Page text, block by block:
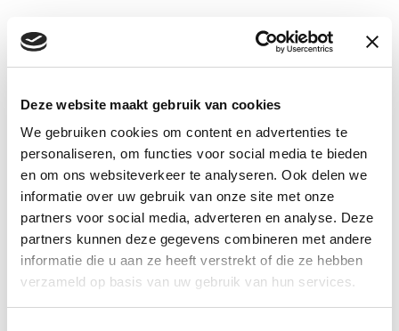
Deze website maakt gebruik van cookies
We gebruiken cookies om content en advertenties te
personaliseren, om functies voor social media te bieden
en om ons websiteverkeer te analyseren. Ook delen we
informatie over uw gebruik van onze site met onze
partners voor social media, adverteren en analyse. Deze
partners kunnen deze gegevens combineren met andere
informatie die u aan ze heeft verstrekt of die ze hebben
verzameld op basis van uw gebruik van hun services.